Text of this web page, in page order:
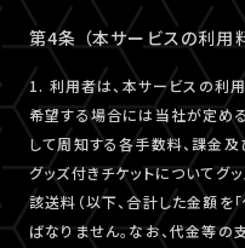
第4条 （本サービスの利用
1. 利用者は、本サービスの利
希望する場合には当社が定め
して周知する各手数料、課金
グッズ付きチケットについて
該送料（以下、合計した金額を
ばなりません。なお、代金等